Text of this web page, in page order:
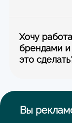
Хочу
брендами и
это
Вы